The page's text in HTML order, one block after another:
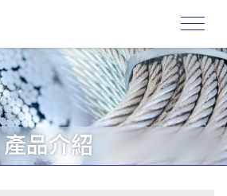
產品介紹